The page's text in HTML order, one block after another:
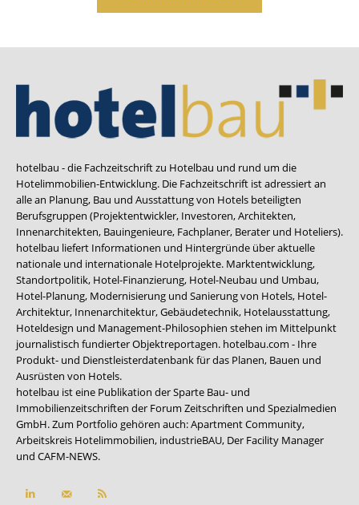
hotelbau - die Fachzeitschrift zu Hotelbau und rund um die
Hotelimmobilien-Entwicklung. Die Fachzeitschrift ist adressiert an
alle an Planung, Bau und Ausstattung von Hotels beteiligten
Berufsgruppen (Projektentwickler, Investoren, Architekten,
Innenarchitekten, Bauingenieure, Fachplaner, Berater und Hoteliers).
hotelbau liefert Informationen und Hintergründe über aktuelle
nationale und internationale Hotelprojekte. Marktentwicklung,
Standortpolitik, Hotel-Finanzierung, Hotel-Neubau und Umbau,
Hotel-Planung, Modernisierung und Sanierung von Hotels, Hotel-
Architektur, Innenarchitektur, Gebäudetechnik, Hotelausstattung,
Hoteldesign und Management-Philosophien stehen im Mittelpunkt
journalistisch fundierter Objektreportagen. hotelbau.com - Ihre
Produkt- und Dienstleisterdatenbank für das Planen, Bauen und
Ausrüsten von Hotels.
hotelbau ist eine Publikation der Sparte Bau- und
Immobilienzeitschriften der Forum Zeitschriften und Spezialmedien
GmbH. Zum Portfolio gehören auch:Apartment Community,
Arbeitskreis Hotelimmobilien, industrieBAU, Der Facility Manager
und CAFM-NEWS.